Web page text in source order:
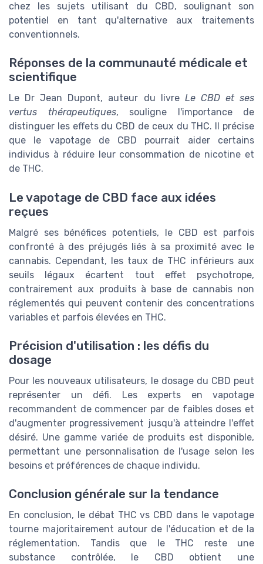
chez les sujets utilisant du CBD, soulignant son
potentiel en tant qu'alternative aux traitements
conventionnels.
Réponses de la communauté médicale et
scientifique
Le Dr Jean Dupont, auteur du livre Le CBD et ses
vertus thérapeutiques, souligne l'importance de
distinguer les effets du CBD de ceux du THC. Il précise
que le vapotage de CBD pourrait aider certains
individus à réduire leur consommation de nicotine et
de THC.
Le vapotage de CBD face aux idées
reçues
Malgré ses bénéfices potentiels, le CBD est parfois
confronté à des préjugés liés à sa proximité avec le
cannabis. Cependant, les taux de THC inférieurs aux
seuils légaux écartent tout effet psychotrope,
contrairement aux produits à base de cannabis non
réglementés qui peuvent contenir des concentrations
variables et parfois élevées en THC.
Précision d'utilisation : les défis du
dosage
Pour les nouveaux utilisateurs, le dosage du CBD peut
représenter un défi. Les experts en vapotage
recommandent de commencer par de faibles doses et
d'augmenter progressivement jusqu'à atteindre l'effet
désiré. Une gamme variée de produits est disponible,
permettant une personnalisation de l'usage selon les
besoins et préférences de chaque individu.
Conclusion générale sur la tendance
En conclusion, le débat THC vs CBD dans le vapotage
tourne majoritairement autour de l'éducation et de la
réglementation. Tandis que le THC reste une
substance contrôlée, le CBD obtient une